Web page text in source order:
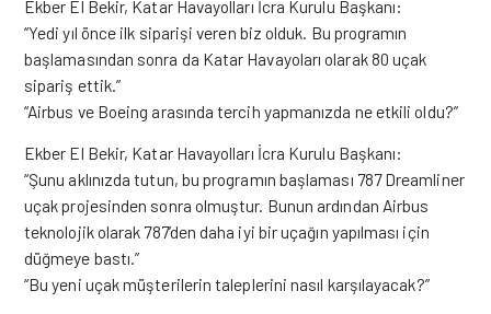
Ekber El Bekir, Katar Havayolları İcra Kurulu Başkanı:
“Yedi yıl önce ilk siparişi veren biz olduk. Bu programın
başlamasından sonra da Katar Havayoları olarak 80 uçak
sipariş ettik.”
“Airbus ve Boeing arasında tercih yapmanızda ne etkili oldu?”
Ekber El Bekir, Katar Havayolları İcra Kurulu Başkanı:
“Şunu aklınızda tutun, bu programın başlaması 787 Dreamliner
uçak projesinden sonra olmuştur. Bunun ardından Airbus
teknolojik olarak 787’den daha iyi bir uçağın yapılması için
düğmeye bastı.”
“Bu yeni uçak müşterilerin taleplerini nasıl karşılayacak?”